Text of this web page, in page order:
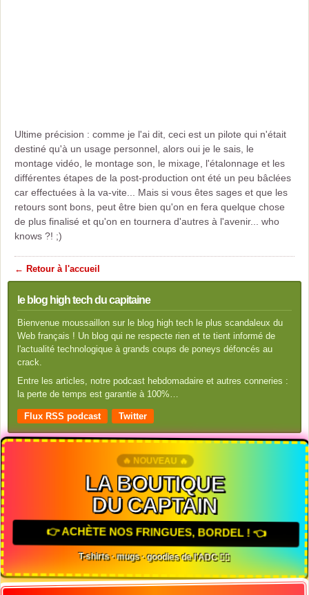
Ultime précision : comme je l'ai dit, ceci est un pilote qui n'était
destiné qu'à un usage personnel, alors oui je le sais, le
montage vidéo, le montage son, le mixage, l'étalonnage et les
différentes étapes de la post-production ont été un peu bâclées
car effectuées à la va-vite... Mais si vous êtes sages et que les
retours sont bons, peut être bien qu'on en fera quelque chose
de plus finalisé et qu'on en tournera d'autres à l'avenir... who
knows ?! ;)
← Retour à l'accueil
le blog high tech du capitaine
Bienvenue moussaillon sur le blog high tech le plus scandaleux du
Web français ! Un blog qui ne respecte rien et te tient informé de
l'actualité technologique à grands coups de poneys défoncés au
crack.
Entre les articles, notre podcast hebdomadaire et autres conneries :
la perte de temps est garantie à 100%…
Flux RSS podcast Twitter
🔥 NOUVEAU 🔥
LA BOUTIQUE
DU CAPTAIN
👉 ACHÈTE NOS FRINGUES, BORDEL ! 👈
T-shirts · mugs · goodies de l'ADC 🏴‍☠️